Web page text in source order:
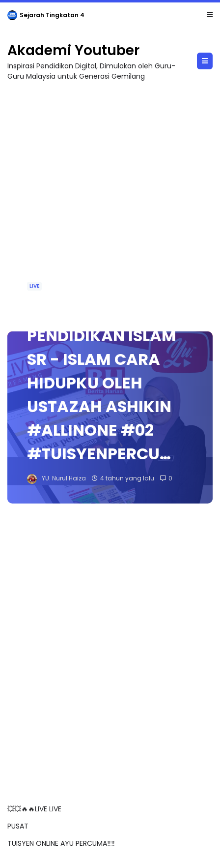
Sejarah Tingkatan 4
Akademi Youtuber
Inspirasi Pendidikan Digital, Dimulakan oleh Guru-
Guru Malaysia untuk Generasi Gemilang
LIVE
PENDIDIKAN ISLAM
SR - ISLAM CARA
HIDUPKU OLEH
USTAZAH ASHIKIN
#ALLINONE #02
#TUISYENPERCU…
YU. Nurul Haiza 4 tahun yang lalu 0
💥💥🔥🔥LIVE LIVE
PUSAT
TUISYEN ONLINE AYU PERCUMA‼️‼️